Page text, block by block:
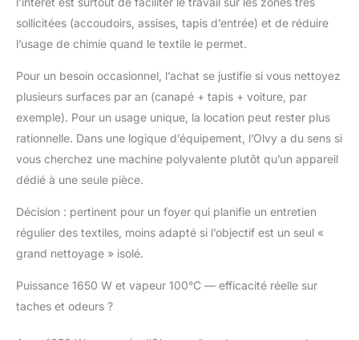
coins de la maison et
de la voiture VIDANGE
FACILE ET
ACCESSOIRES
INCLUS: Réservoir
ouvrir, raclette vitres,
brosse textile et flacon
de détachant 500ml
fournis avec notice
sollicitées (accoudoirs, assises, tapis d’entrée) et de réduire
l’usage de chimie quand le textile le permet.
Pour un besoin occasionnel, l’achat se justifie si vous nettoyez
plusieurs surfaces par an (canapé + tapis + voiture, par
exemple). Pour un usage unique, la location peut rester plus
rationnelle. Dans une logique d’équipement, l’Olvy a du sens si
vous cherchez une machine polyvalente plutôt qu’un appareil
dédié à une seule pièce.
Décision : pertinent pour un foyer qui planifie un entretien
régulier des textiles, moins adapté si l’objectif est un seul «
grand nettoyage » isolé.
Puissance 1650 W et vapeur 100°C — efficacité réelle sur
taches et odeurs ?